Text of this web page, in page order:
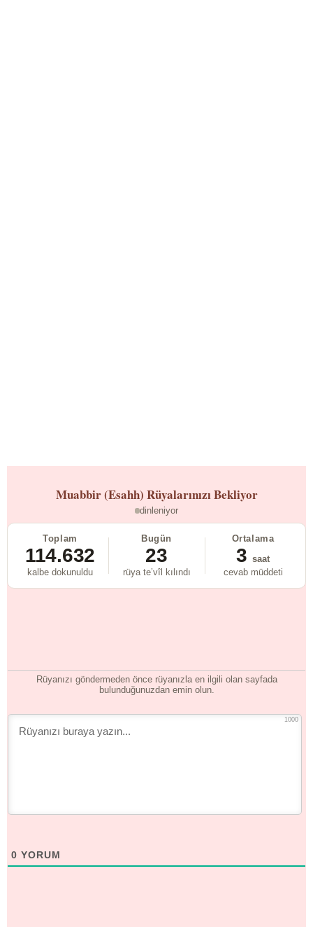
Muabbir (Esahh) Rüyalarınızı Bekliyor
dinleniyor
Toplam
114.632
kalbe dokunuldu
Bugün
23
rüya te’vîl kılındı
Ortalama
3 saat
cevab müddeti
Rüyanızı göndermeden önce rüyanızla en ilgili olan sayfada
bulunduğunuzdan emin olun.
1000
0 YORUM